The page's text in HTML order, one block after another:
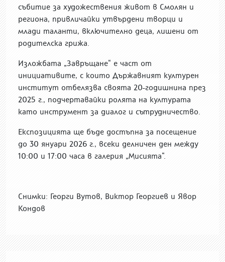
събитие за художествения живот в Смолян и
региона, привличайки утвърдени творци и
млади таланти, включително деца, лишени от
родителска грижа.
Изложбата „Завръщане“ е част от
инициативите, с които Държавният културен
институт отбелязва своята 20-годишнина през
2025 г., подчертавайки ролята на културата
като инструмент за диалог и сътрудничество.
Експозицията ще бъде достъпна за посещение
до 30 януари 2026 г., всеки делничен ден между
10:00 и 17:00 часа в галерия „Мисията“.
Снимки: Георги Вутов, Виктор Георгиев и Явор
Кондов